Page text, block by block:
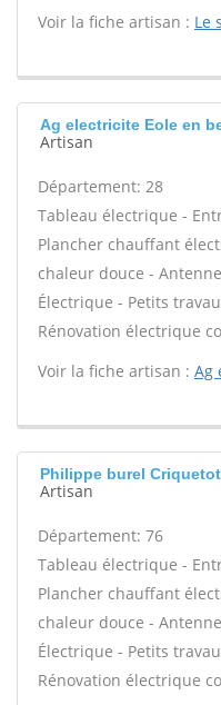
Voir la fiche artisan : Le
Ag electricite Eole en
Artisan
Département: 28
Tableau électrique -
Plancher chauffant
chaleur douce -
Électrique - Petits
Rénovation électrique
Voir la fiche artisan : Ag
Philippe burel
Artisan
Département: 76
Tableau électrique -
Plancher chauffant
chaleur douce -
Électrique - Petits
Rénovation électrique